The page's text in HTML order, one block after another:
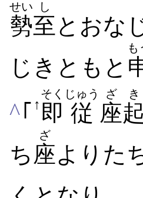
勢
せい
至
し
とおな
じきともと
も
^｢ ↑ 即
そく
従
じゅう
座
ざ
起
き
ち 座
ざ
よりた